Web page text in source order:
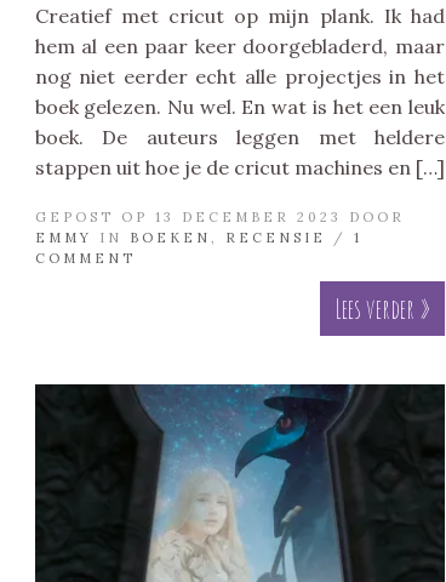
Creatief met cricut op mijn plank. Ik had
hem al een paar keer doorgebladerd, maar
nog niet eerder echt alle projectjes in het
boek gelezen. Nu wel. En wat is het een leuk
boek. De auteurs leggen met heldere
stappen uit hoe je de cricut machines en […]
GEPOST OP 13 DECEMBER 2023 DOOR
EMMY
IN BOEKEN , RECENSIE / 1
COMMENT
Lees verder »